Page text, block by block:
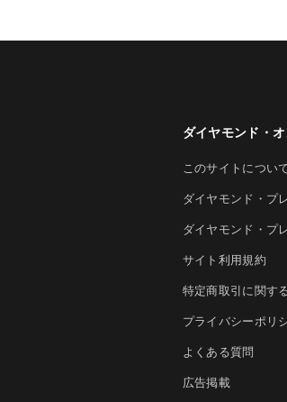
ダイヤモンド・
このサイトについ
ダイヤモンド・プ
ダイヤモンド・プ
サイト利用規約
特定商取引に関す
プライバシーポリ
よくある質問
広告掲載